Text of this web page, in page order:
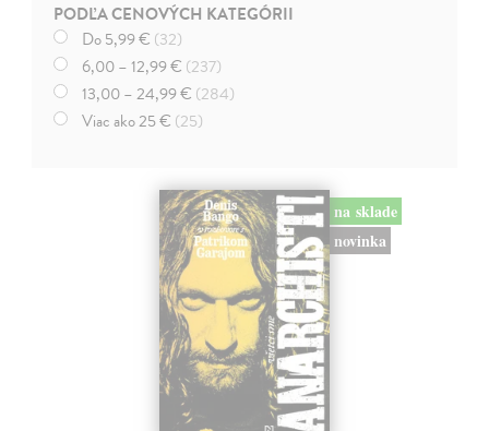
PODĽA CENOVÝCH KATEGÓRII
Do 5,99 € (32)
6,00 – 12,99 € (237)
13,00 – 24,99 € (284)
Viac ako 25 € (25)
na sklade
novinka